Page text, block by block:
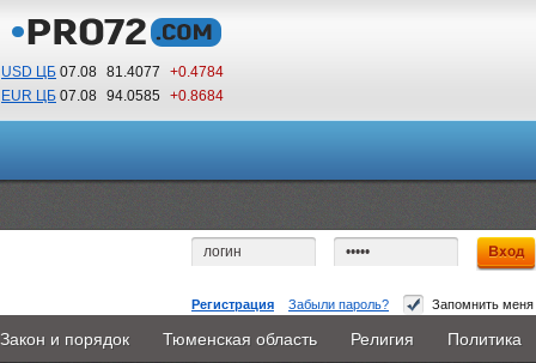
USD ЦБ 07.08 81.4077
+0.4784
EUR ЦБ 07.08 94.0585 +0.8684
16 16
По Гринвичу (GMT +5)
Регистрация Забыли пароль? Запомнить меня
Главная Новости Объявления КНИГИ ВестиNet
Закон и порядок Тюменская область Религия Политика
Доступ запрещен